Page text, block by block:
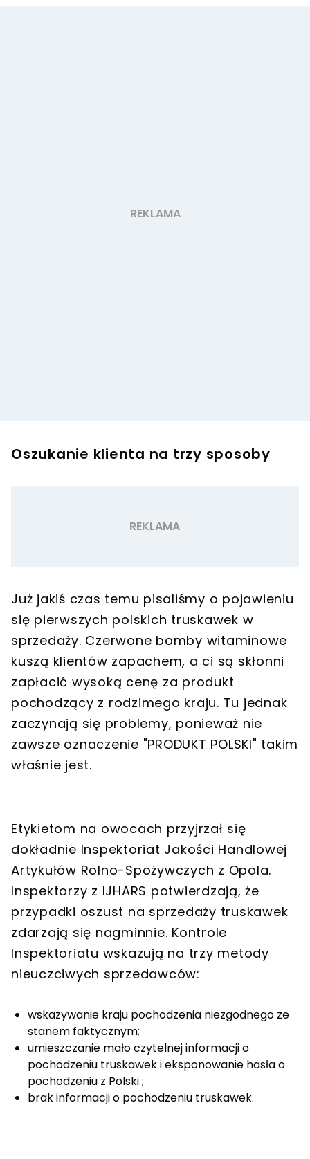
Oszukanie klienta na trzy sposoby
Już jakiś czas temu pisaliśmy o pojawieniu
się pierwszych polskich truskawek w
sprzedaży. Czerwone bomby witaminowe
kuszą klientów zapachem, a ci są skłonni
zapłacić wysoką cenę za produkt
pochodzący z rodzimego kraju. Tu jednak
zaczynają się problemy, ponieważ nie
zawsze oznaczenie "PRODUKT POLSKI" takim
właśnie jest.
Etykietom na owocach przyjrzał się
dokładnie Inspektoriat Jakości Handlowej
Artykułów Rolno-Spożywczych z Opola.
Inspektorzy z IJHARS potwierdzają, że
przypadki oszust na sprzedaży truskawek
zdarzają się nagminnie. Kontrole
Inspektoriatu wskazują na trzy metody
nieuczciwych sprzedawców:
wskazywanie kraju pochodzenia niezgodnego ze
stanem faktycznym;
umieszczanie mało czytelnej informacji o
pochodzeniu truskawek i eksponowanie hasła o
pochodzeniu z Polski ;
brak informacji o pochodzeniu truskawek.